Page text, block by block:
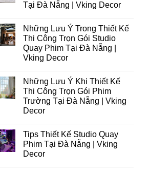
Tại Đà Nẵng | Vking Decor
bình
luận
ở
Những
Xu
Hướng
Thi
Công
Studio
Chụp
Ảnh
Tại
Vking
Decor
Những Lưu Ý Trong Thiết Kế
Thi Công Trọn Gói Studio
Quay Phim Tại Đà Nẵng |
Vking Decor
bình
luận
ở
Những
Lưu
Ý
Kế
Thi
Công
Trọn
Những Lưu Ý Khi Thiết Kế
Thi Công Trọn Gói Phim
Trường Tại Đà Nẵng | Vking
Decor
bình
luận
ở
Những
Tips Thiết Kế Studio Quay
Phim Tại Đà Nẵng | Vking
Decor